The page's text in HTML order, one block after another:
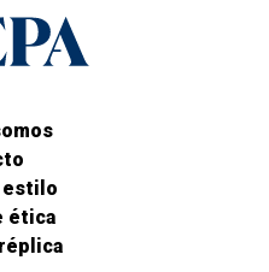
estilo
ética